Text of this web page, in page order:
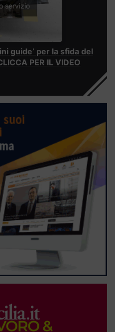
servizio
guide’ per la sfida del
PER IL VIDEO